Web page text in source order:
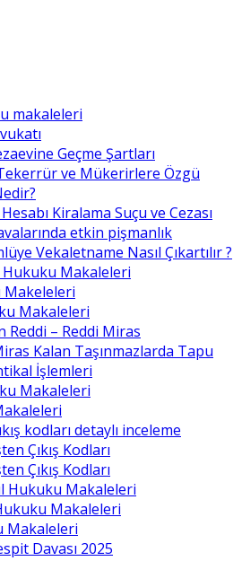
makaleleri
Geçme Şartları
ve Mükerirlere Özgü
Kiralama Suçu ve Cezası
etkin pişmanlık
Vekaletname Nasıl Çıkartılır ?
Hukuku Makaleleri
Makeleleri
Makaleleri
Reddi – Reddi Miras
Kalan Taşınmazlarda Tapu
İşlemleri
Makaleleri
kodları detaylı inceleme
Çıkış Kodları
Çıkış Kodları
Hukuku Makaleleri
Makaleleri
Makaleleri
Davası 2025